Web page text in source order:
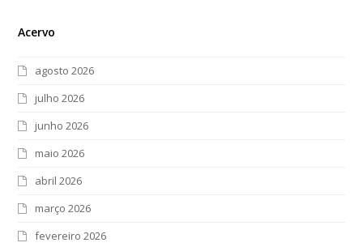
Acervo
agosto 2026
julho 2026
junho 2026
maio 2026
abril 2026
março 2026
fevereiro 2026